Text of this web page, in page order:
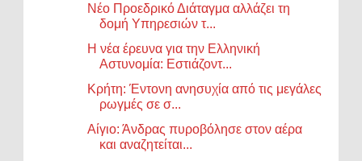
Νέο Προεδρικό Διάταγμα αλλάζει τη
δομή Υπηρεσιών τ...
Η νέα έρευνα για την Ελληνική
Αστυνομία: Εστιάζοντ...
Κρήτη: Έντονη ανησυχία από τις μεγάλες
ρωγμές σε σ...
Αίγιο: Άνδρας πυροβόλησε στον αέρα
και αναζητείται...